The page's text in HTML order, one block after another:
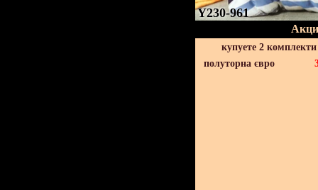
Y230-961
купуете 2
полуторна євро